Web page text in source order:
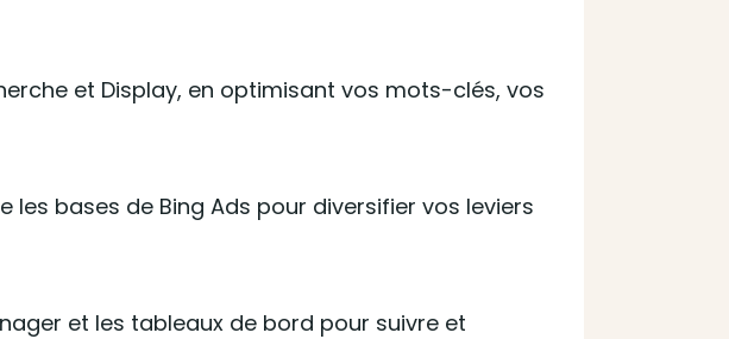
et Display, en optimisant vos mots-clés, vos
bases de Bing Ads pour diversifier vos leviers
et les tableaux de bord pour suivre et